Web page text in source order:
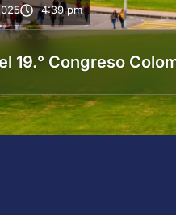
4:39 pm
19.° Congreso